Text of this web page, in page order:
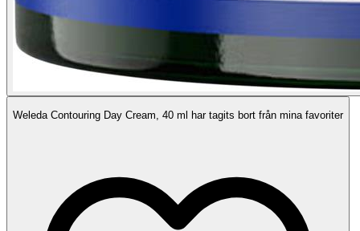
Weleda Contouring Day Cream, 40 ml har tagits bort från mina favoriter